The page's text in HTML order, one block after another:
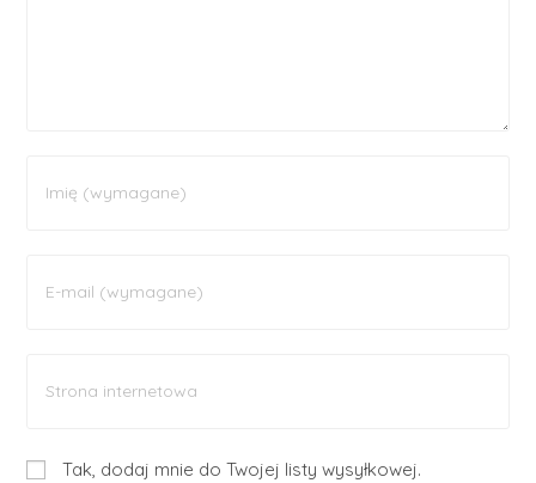
Tak, dodaj mnie do Twojej listy wysyłkowej.